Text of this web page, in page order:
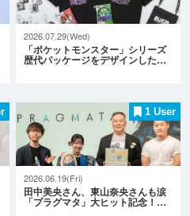
2026.07.29(Wed)
「ポケットモンスター」シリーズ
歴代パッケージをデザインした…
1 User
2026.06.19(Fri)
田中美央さん、東山奈央さんも涙
「プラグマタ」大ヒット記念！…